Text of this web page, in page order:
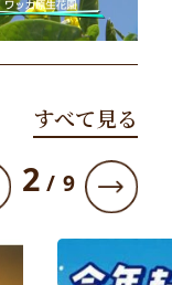
すべて見る
3 / 9